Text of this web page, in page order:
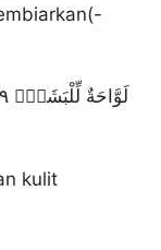
لَوَّاحَةٌ لِّلْبَشَرِۚ ۝٢٩
kulit